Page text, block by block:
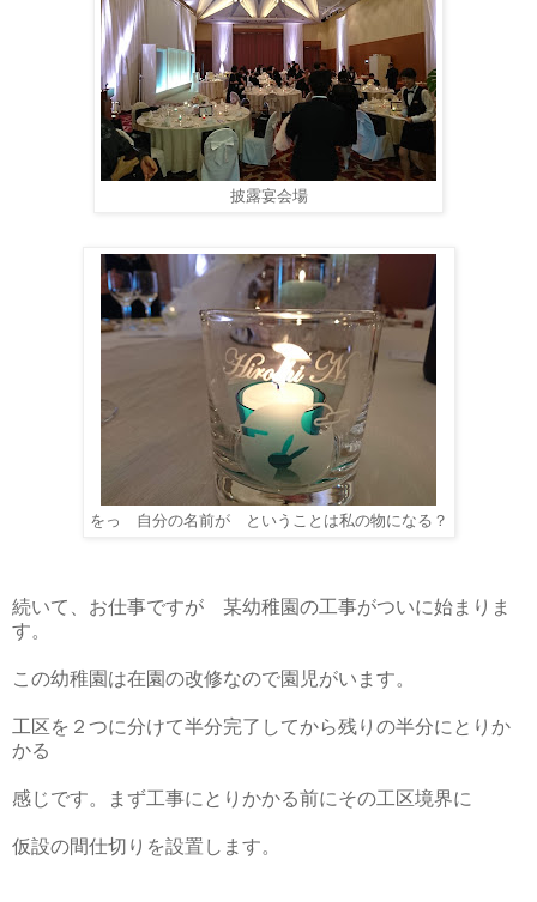
披露宴会場
をっ 自分の名前が ということは私の物になる？
続いて、お仕事ですが 某幼稚園の工事がついに始まりま
す。
この幼稚園は在園の改修なので園児がいます。
工区を２つに分けて半分完了してから残りの半分にとりか
かる
感じです。まず工事にとりかかる前にその工区境界に
仮設の間仕切りを設置します。